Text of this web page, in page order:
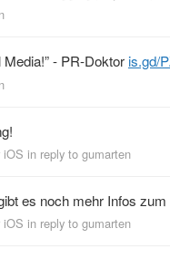
- PR-Doktor is.gd/
iOS in reply to gumarten
es noch mehr Infos
iOS in reply to gumarten